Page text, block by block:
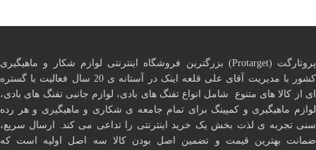
پروتارگت (Protarget) بزرگترین فروشگاه اینترنتی لوازم شکار و ماهیگیری
کشور با مدیریت آقای علی قلعه اینک در آستانه ی 20 سال فعالیت با گستره
ای از کالا های متنوع شامل انواع تفنگ های بادی، لوازم جانبی تفنگ های بادی،
لوازم ماهیگیری و کمپینگ برای تمام جامعه ی شکاری و ماهیگیری و هر رده
سنی تجربه ی لذت بخش یک خرید اینترنتی را تداعی می کند. ارسال سریع،
ضمانت بهترین قیمت و تضمین اصل بودن کالا سه اصل اولیه است که